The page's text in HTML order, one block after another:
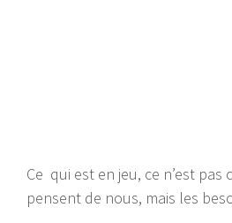
Ce qui est en jeu, ce n’est pas
pensent de nous, mais les